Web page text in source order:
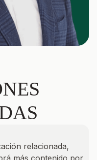
relacionada,